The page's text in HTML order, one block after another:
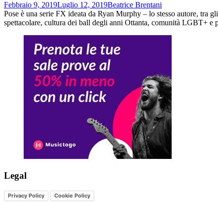
Febbraio 9, 2019Luglio 12, 2019Beatrice Brentani
Pose è una serie FX ideata da Ryan Murphy – lo stesso autore, tra
spettacolare, cultura dei ball degli anni Ottanta, comunità LGBT+ e
Legal
Privacy Policy Cookie Policy